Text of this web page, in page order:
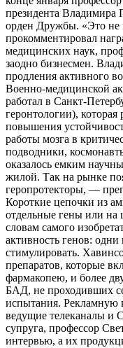
президента Владимира
орден Дружбы. «Это не
прокомментировал
медицинских наук,
заодно бизнесмен.
продления активного
Военно-медицинской
работал в Санкт-
геронтологии), которая
повышения
работы мозга в
подводники,
оказалось емким
жилой. Так на рынке
геропротекторы, —
Короткие цепочки из
отдельные гены или на
словам самого
активность генов:
стимулировать.
препаратов, которые
фармакопею, и более
БАД, не проходивших
испытания. Рекламную
ведущие телеканалы
супруга, профессор
интервью, а их